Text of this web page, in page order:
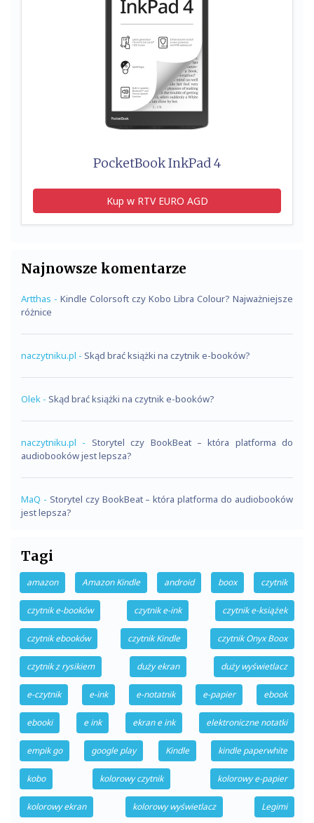
PocketBook InkPad 4
Kup w RTV EURO AGD
Najnowsze komentarze
Artthas - Kindle Colorsoft czy Kobo Libra Colour? Najważniejsze
różnice
naczytniku.pl - Skąd brać książki na czytnik e-booków?
Olek - Skąd brać książki na czytnik e-booków?
naczytniku.pl - Storytel czy BookBeat – która platforma do
audiobooków jest lepsza?
MaQ - Storytel czy BookBeat – która platforma do audiobooków
jest lepsza?
Tagi
amazon Amazon Kindle android boox czytnik
czytnik e-booków czytnik e-ink czytnik e-książek
czytnik ebooków czytnik Kindle czytnik Onyx Boox
czytnik z rysikiem duży ekran duży wyświetlacz
e-czytnik e-ink e-notatnik e-papier ebook
ebooki e ink ekran e ink elektroniczne notatki
empik go google play Kindle kindle paperwhite
kobo kolorowy czytnik kolorowy e-papier
kolorowy ekran kolorowy wyświetlacz Legimi